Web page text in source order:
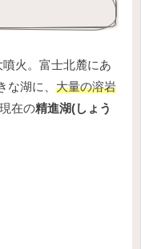
火。富士北麓にあ
な湖に、 大量の溶岩
在の精進湖(しょう